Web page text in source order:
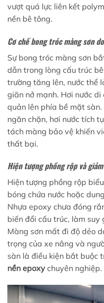
vượt quá lực liên kết
nền bê tông.
Cơ chế bong tróc màng sơn
Sự bong tróc màng sơn
dẫn trong lòng cấu trúc
trường tăng lên, nước thể
giãn nở mạnh. Hơi nước
quản lên phía bề mặt
ngăn chặn, hơi nước tích
tách màng bảo vệ khiến
thất bại.
Hiện tượng phồng rộp và
Hiện tượng phồng rộp
bóng chứa nước hoặc
Nhựa epoxy chưa đóng
biến đổi cấu trúc, làm suy
Màng sơn mất đi độ dẻo
trọng của xe nâng và
sàn là điều kiện bắt buộc
nền epoxy chuyên nghiệp.